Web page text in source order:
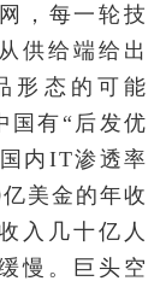
，每一轮技
供给端给出
形态的可能
国有“后发优
内IT渗透率
美金的年收
入几十亿人
慢。巨头空